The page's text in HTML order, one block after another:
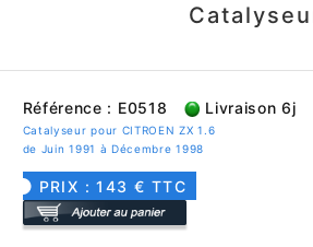
Référence : E0518 Livraison 6j
Catalyseur pour CITROEN ZX 1.6
de Juin 1991 à Décembre 1998
PRIX : 143 € TTC